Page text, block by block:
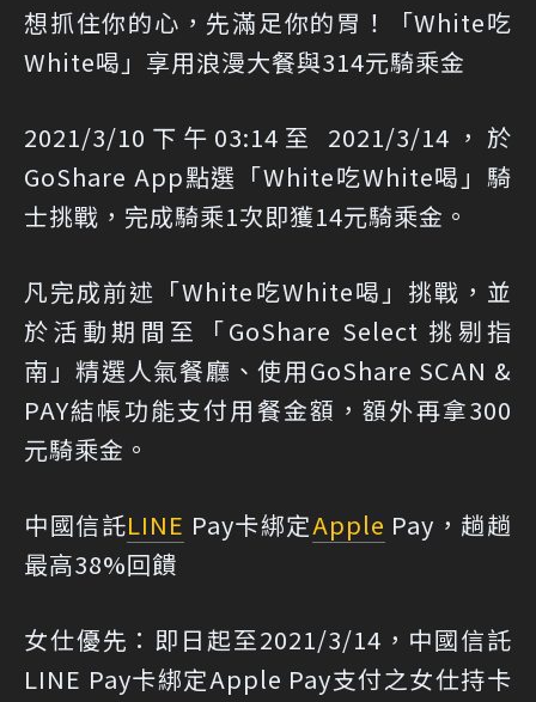
想抓住你的心，先滿足你的胃！「White吃
White喝」享用浪漫大餐與314元騎乘金
2021/3/10下午03:14至 2021/3/14，於
GoShare App點選「White吃White喝」騎
士挑戰，完成騎乘1次即獲14元騎乘金。
凡完成前述「White吃White喝」挑戰，並
於活動期間至「GoShare Select 挑剔指
南」精選人氣餐廳、使用GoShare SCAN &
PAY結帳功能支付用餐金額，額外再拿300
元騎乘金。
中國信託LINE Pay卡綁定Apple Pay，趟趟
最高38%回饋
女仕優先：即日起至2021/3/14，中國信託
LINE Pay卡綁定Apple Pay支付之女仕持卡